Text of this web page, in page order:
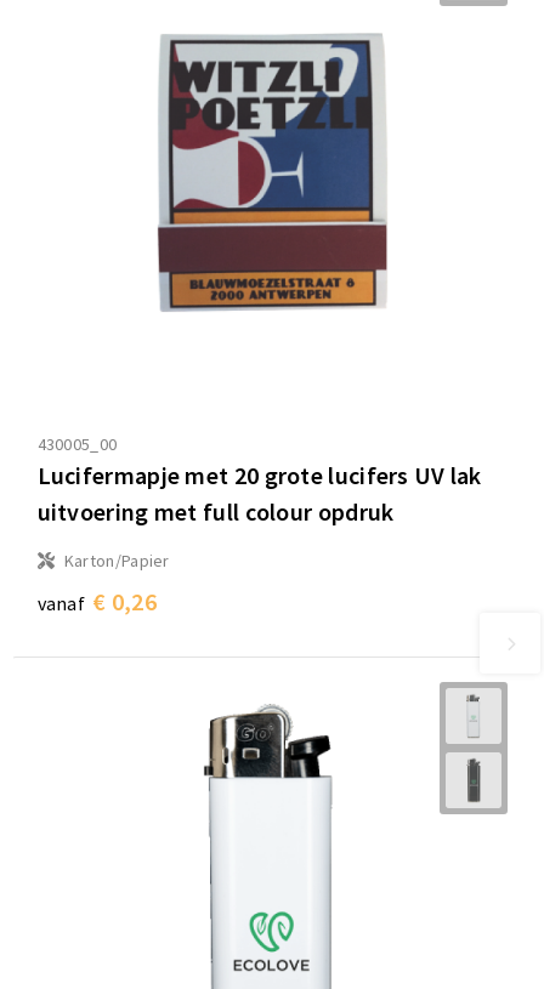
430005_00
Lucifermapje met 20 grote lucifers UV lak
uitvoering met full colour opdruk
Karton/Papier
vanaf € 0,26